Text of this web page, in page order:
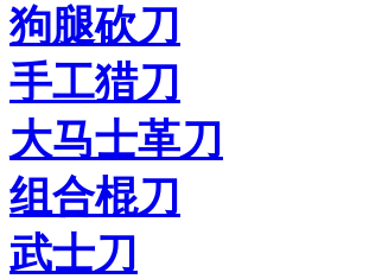
狗腿砍刀
手工猎刀
大马士革刀
组合棍刀
武士刀